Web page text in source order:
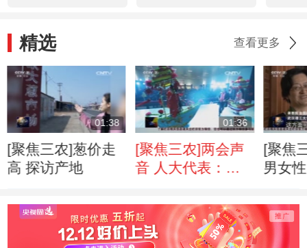
精选 查看更多
01:38
[聚焦三农]葱价走
高 探访产地
01:36
[聚焦三农]两会声
音 人大代表：建
[聚焦
男女